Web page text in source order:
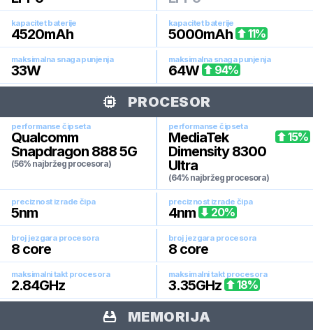
kapacitet baterije
4520mAh
kapacitet baterije
5000mAh 11%
maksimalna snaga punjenja
33W
maksimalna snaga punjenja
64W 94%
PROCESOR
performanse čipseta
Qualcomm
Snapdragon 888 5G
(56% najbržeg procesora)
performanse čipseta
MediaTek
Dimensity 8300
Ultra
(64% najbržeg procesora)
15%
preciznost izrade čipa
5nm
preciznost izrade čipa
4nm 20%
broj jezgara procesora
8 core
broj jezgara procesora
8 core
maksimalni takt procesora
2.84GHz
maksimalni takt procesora
3.35GHz 18%
MEMORIJA